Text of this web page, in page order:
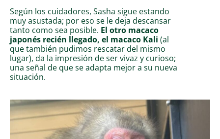
Según los cuidadores, Sasha sigue estando
muy asustada; por eso se le deja descansar
tanto como sea posible. El otro macaco
japonés recién llegado, el macaco Kali (al
que también pudimos rescatar del mismo
lugar), da la impresión de ser vivaz y curioso;
una señal de que se adapta mejor a su nueva
situación.